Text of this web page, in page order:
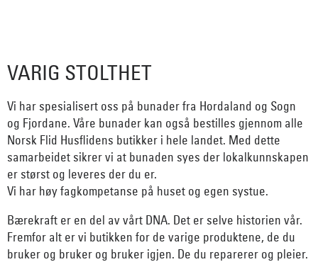
VARIG STOLTHET
Vi har spesialisert oss på bunader fra Hordaland og Sogn
og Fjordane. Våre bunader kan også bestilles gjennom alle
Norsk Flid Husflidens butikker i hele landet. Med dette
samarbeidet sikrer vi at bunaden syes der lokalkunnskapen
er størst og leveres der du er.
Vi har høy fagkompetanse på huset og egen systue.
Bærekraft er en del av vårt DNA. Det er selve historien vår.
Fremfor alt er vi butikken for de varige produktene, de du
bruker og bruker og bruker igjen. De du reparerer og pleier.